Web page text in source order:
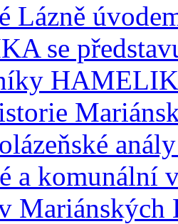
Lázně
se
HAMELIK
a komunální
Mariánských